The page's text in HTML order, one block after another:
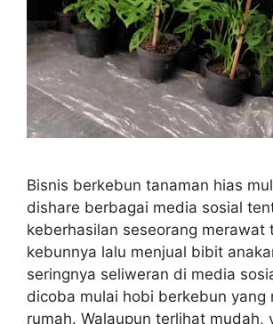
Bisnis berkebun tanaman hias
dishare berbagai media sosial
keberhasilan seseorang merawat
kebunnya lalu menjual bibit
seringnya seliweran di media
dicoba mulai hobi berkebun yang
rumah. Walaupun terlihat mudah,